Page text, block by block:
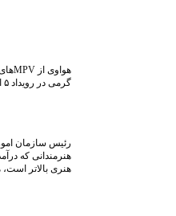
گرمی در رویداد ۵ اوت رونمایی کرد
رئیس سازمان امور
هنرمندانی که
هنری بالاتر